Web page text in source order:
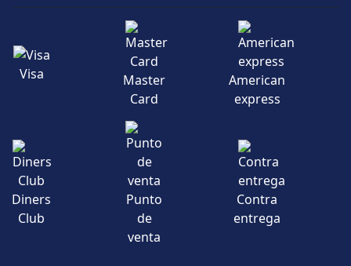
Visa
Master
Card
American
express
Diners
Club
Punto
de
venta
Contra
entrega